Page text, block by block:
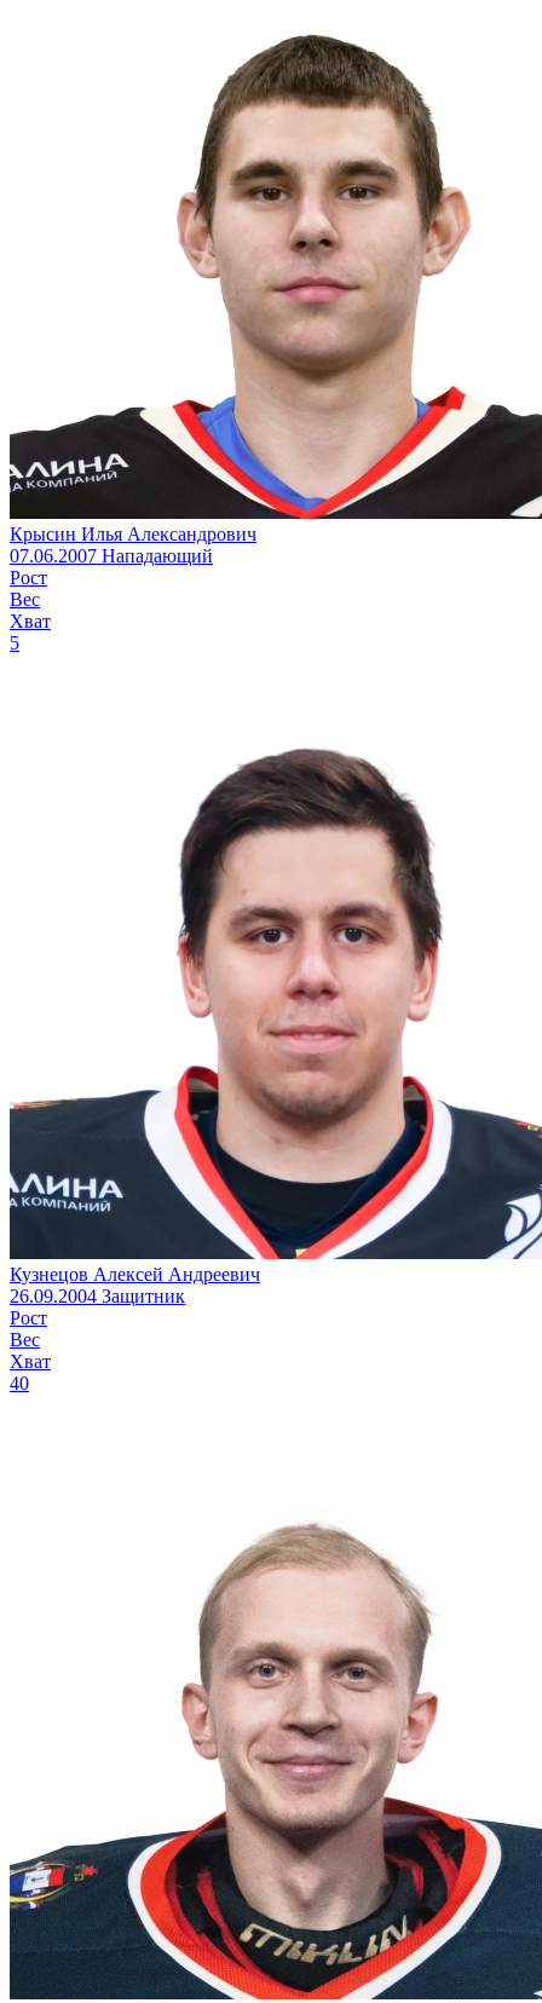
Крысин Илья Александрович
07.06.2007 Нападающий
Рост
Вес
Хват
5
Кузнецов Алексей Андреевич
26.09.2004 Защитник
Рост
Вес
Хват
40